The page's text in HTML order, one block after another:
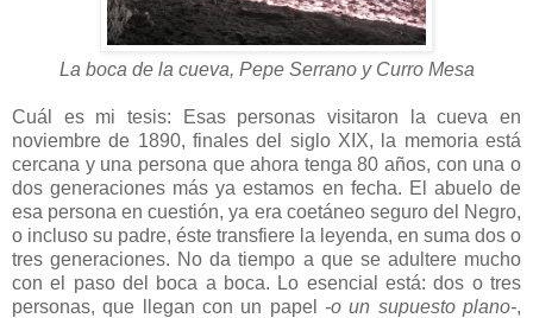
La boca de la cueva, Pepe Serrano y Curro Mesa
Cuál es mi tesis: Esas personas visitaron la cueva en
noviembre de 1890, finales del siglo XIX, la memoria está
cercana y una persona que ahora tenga 80 años, con una o
dos generaciones más ya estamos en fecha. El abuelo de
esa persona en cuestión, ya era coetáneo seguro del Negro,
o incluso su padre, éste transfiere la leyenda, en suma dos o
tres generaciones. No da tiempo a que se adultere mucho
con el paso del boca a boca. Lo esencial está: dos o tres
personas, que llegan con un papel -o un supuesto plano-,